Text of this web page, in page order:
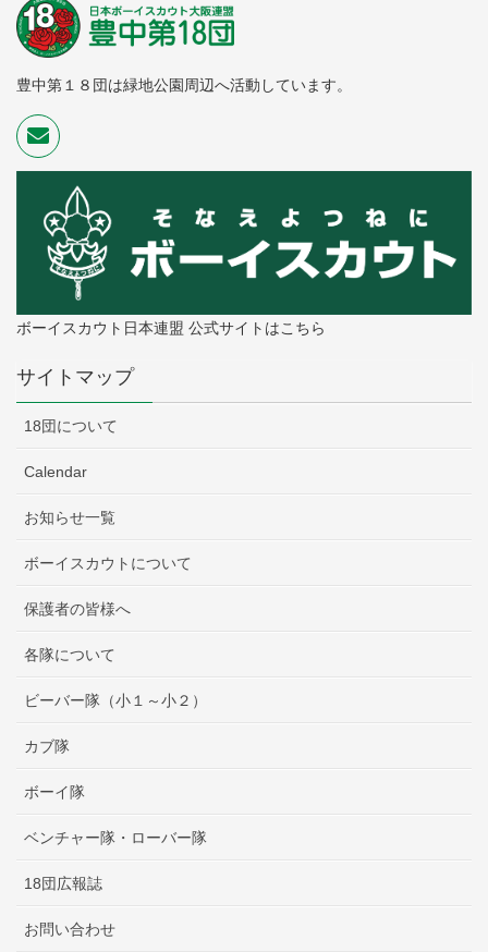
豊中第１８団は緑地公園周辺へ活動しています。
ボーイスカウト日本連盟 公式サイトはこちら
サイトマップ
18団について
Calendar
お知らせ一覧
ボーイスカウトについて
保護者の皆様へ
各隊について
ビーバー隊（小１～小２）
カブ隊
ボーイ隊
ベンチャー隊・ローバー隊
18団広報誌
お問い合わせ